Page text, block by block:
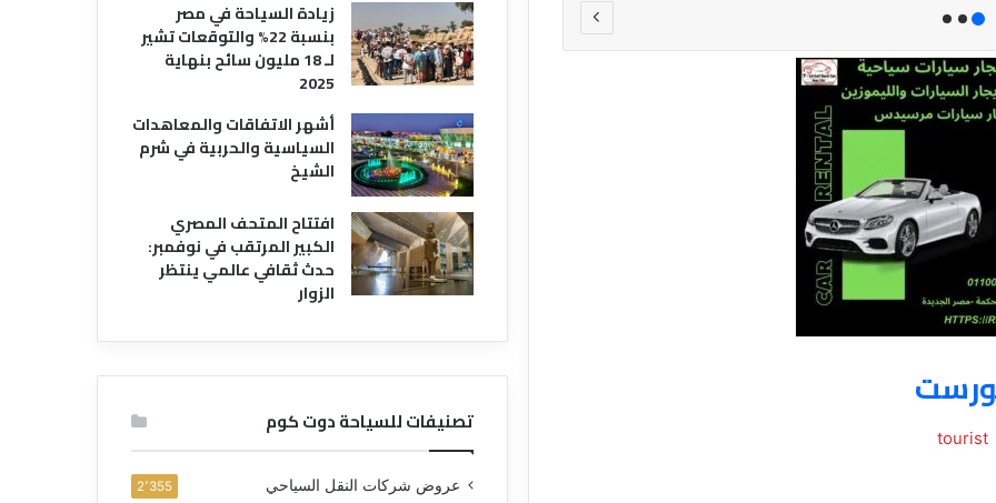
tourist
زيادة السياحة في مصر
بنسبة 22% والتوقعات تشير
لـ 18 مليون سائح بنهاية
2025
أشهر الاتفاقات والمعاهدات
السياسية والحربية في شرم
الشيخ
افتتاح المتحف المصري
الكبير المرتقب في نوفمبر:
حدث ثقافي عالمي ينتظر
الزوار
تصنيفات للسياحة دوت كوم
عروض شركات النقل السياحي 2٬355